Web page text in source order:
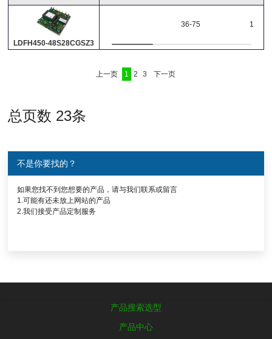
LDFH450-48S28CGSZ3
36-75 1
上一页 1 2 3 下一页
总页数 23条
不是你要找的？
如果您找不到您想要的产品，请与我们联系或留言
1.可能有还未放上网站的产品
2.我们接受产品定制服务
产品搜索选型
产品中心